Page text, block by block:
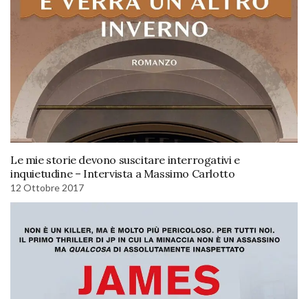
Le mie storie devono suscitare interrogativi e
inquietudine – Intervista a Massimo Carlotto
12 Ottobre 2017